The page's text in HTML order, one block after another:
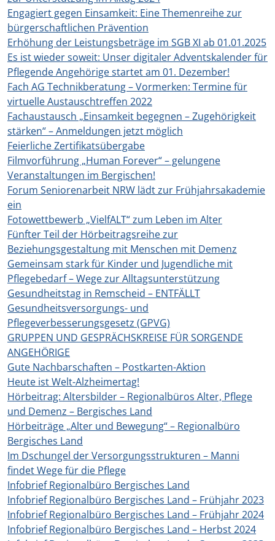
Engagiert gegen Einsamkeit: Eine Themenreihe zur
bürgerschaftlichen Prävention
Erhöhung der Leistungsbeträge im SGB XI ab 01.01.2025
Es ist wieder soweit: Unser digitaler Adventskalender für
Pflegende Angehörige startet am 01. Dezember!
Fach AG Technikberatung – Vormerken: Termine für
virtuelle Austauschtreffen 2022
Fachaustausch „Einsamkeit begegnen – Zugehörigkeit
stärken“ – Anmeldungen jetzt möglich
Feierliche Zertifikatsübergabe
Filmvorführung „Human Forever“ – gelungene
Veranstaltungen im Bergischen!
Forum Seniorenarbeit NRW lädt zur Frühjahrsakademie
ein
Fotowettbewerb „VielfALT“ zum Leben im Alter
Fünfter Teil der Hörbeitragsreihe zur
Beziehungsgestaltung mit Menschen mit Demenz
Gemeinsam stark für Kinder und Jugendliche mit
Pflegebedarf – Wege zur Alltagsunterstützung
Gesundheitstag in Remscheid – ENTFÄLLT
Gesundheitsversorgungs- und
Pflegeverbesserungsgesetz (GPVG)
GRUPPEN UND GESPRÄCHSKREISE FÜR SORGENDE
ANGEHÖRIGE
Gute Nachbarschaften – Postkarten-Aktion
Heute ist Welt-Alzheimertag!
Hörbeitrag: Altersbilder – Regionalbüros Alter, Pflege
und Demenz – Bergisches Land
Hörbeiträge „Alter und Bewegung“ – Regionalbüro
Bergisches Land
Im Dschungel der Versorgungsstrukturen – Manni
findet Wege für die Pflege
Infobrief Regionalbüro Bergisches Land
Infobrief Regionalbüro Bergisches Land – Frühjahr 2023
Infobrief Regionalbüro Bergisches Land – Frühjahr 2024
Infobrief Regionalbüro Bergisches Land – Herbst 2024